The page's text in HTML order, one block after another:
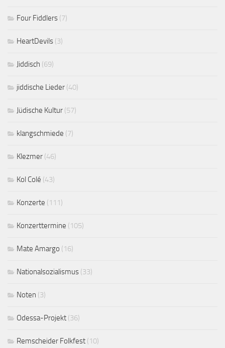
Four Fiddlers (7)
HeartDevils (3)
Jiddisch (69)
jiddische Lieder (40)
Jüdische Kultur (57)
klangschmiede (7)
Klezmer (46)
Kol Colé (43)
Konzerte (111)
Konzerttermine (105)
Mate Amargo (16)
Nationalsozialismus (33)
Noten (3)
Odessa-Projekt (36)
Remscheider Folkfest (10)